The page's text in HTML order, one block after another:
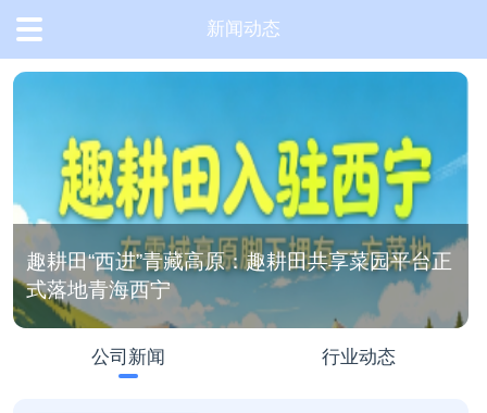
新闻动态
产
品
中
趣耕田“西进”青藏高原：趣耕田共享菜园平台正
式落地青海西宁
公司新闻 行业动态